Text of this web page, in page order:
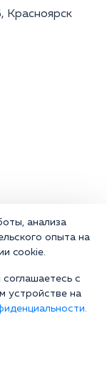
Красноярск
анализа
опыта на
cookie.
с
устройстве на